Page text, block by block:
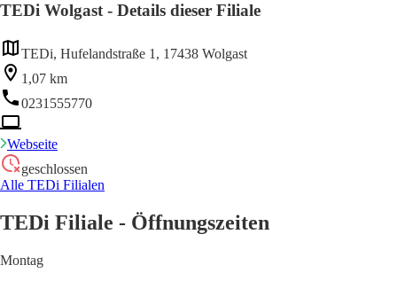
TEDi Wolgast - Details dieser Filiale
TEDi, Hufelandstraße 1, 17438 Wolgast
1,07 km
0231555770
Webseite
geschlossen
Alle TEDi Filialen
TEDi Filiale - Öffnungszeiten
Montag